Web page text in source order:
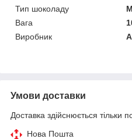
Тип шоколаду
Вага
Виробник
Умови доставки
Доставка здійснюється тільки
Нова Пошта